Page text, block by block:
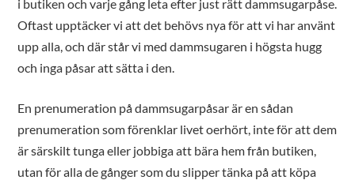
i butiken och varje gång leta efter just rätt dammsugarpåse.
Oftast upptäcker vi att det behövs nya för att vi har använt
upp alla, och där står vi med dammsugaren i högsta hugg
och inga påsar att sätta i den.
En prenumeration på dammsugarpåsar är en sådan
prenumeration som förenklar livet oerhört, inte för att dem
är särskilt tunga eller jobbiga att bära hem från butiken,
utan för alla de gånger som du slipper tänka på att köpa